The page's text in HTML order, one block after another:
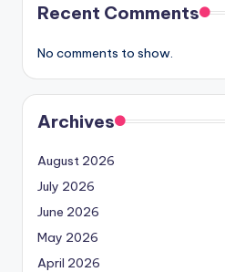
Recent Comments
No comments to show.
Archives
August 2026
July 2026
June 2026
May 2026
April 2026